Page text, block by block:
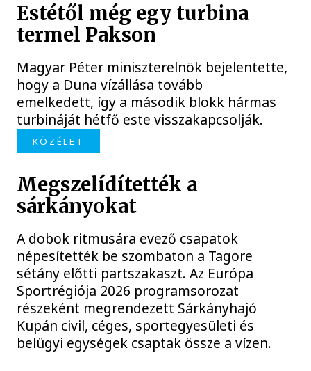
Estétől még egy turbina
termel Pakson
Magyar Péter miniszterelnök bejelentette,
hogy a Duna vízállása tovább
emelkedett, így a második blokk hármas
turbináját hétfő este visszakapcsolják.
KÖZÉLET
Megszelídítették a
sárkányokat
A dobok ritmusára evező csapatok
népesítették be szombaton a Tagore
sétány előtti partszakaszt. Az Európa
Sportrégiója 2026 programsorozat
részeként megrendezett Sárkányhajó
Kupán civil, céges, sportegyesületi és
belügyi egységek csaptak össze a vízen.